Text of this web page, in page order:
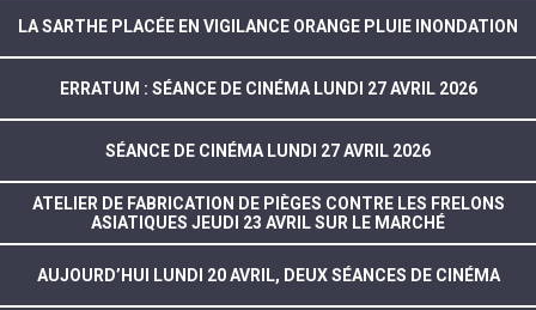
LA SARTHE PLACÉE EN VIGILANCE ORANGE PLUIE INONDATION
ERRATUM : SÉANCE DE CINÉMA LUNDI 27 AVRIL 2026
SÉANCE DE CINÉMA LUNDI 27 AVRIL 2026
ATELIER DE FABRICATION DE PIÈGES CONTRE LES FRELONS
ASIATIQUES JEUDI 23 AVRIL SUR LE MARCHÉ
AUJOURD’HUI LUNDI 20 AVRIL, DEUX SÉANCES DE CINÉMA